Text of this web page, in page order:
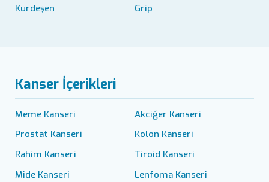
Kurdeşen
Grip
Kanser İçerikleri
Meme Kanseri
Akciğer Kanseri
Prostat Kanseri
Kolon Kanseri
Rahim Kanseri
Tiroid Kanseri
Mide Kanseri
Lenfoma Kanseri